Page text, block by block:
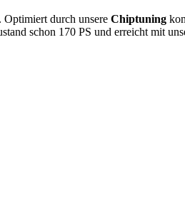
Optimiert durch unsere Chiptuning
schon 170 PS und erreicht mit